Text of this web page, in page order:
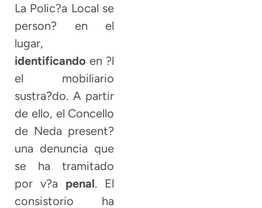
La Polic?a Local se
person? en el
lugar,
identificando en ?l
el mobiliario
sustra?do. A partir
de ello, el Concello
de Neda present?
una denuncia que
se ha tramitado
por v?a penal. El
consistorio ha